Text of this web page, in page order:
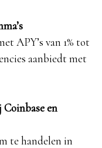
APY’s van 1% tot
aanbiedt met
en
te handelen in